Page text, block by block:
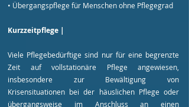
• Übergangspflege für Menschen ohne Pflegegrad
Kurzzeitpflege |
Viele Pflegebedürftige sind nur für eine begrenzte
Zeit auf vollstationäre Pflege angewiesen,
insbesondere zur Bewältigung von
Krisensituationen bei der häuslichen Pflege oder
übergangsweise im Anschluss an einen